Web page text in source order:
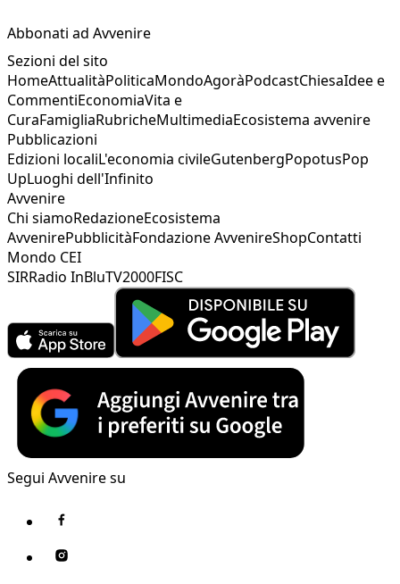
Abbonati ad Avvenire
Sezioni del sito
HomeAttualitàPoliticaMondoAgoràPodcastChiesaIdee e
CommentiEconomiaVita e
CuraFamigliaRubricheMultimediaEcosistema avvenire
Pubblicazioni
Edizioni localiL'economia civileGutenbergPopotusPop
UpLuoghi dell'Infinito
Avvenire
Chi siamoRedazioneEcosistema
AvvenirePubblicitàFondazione AvvenireShopContatti
Mondo CEI
SIRRadio InBluTV2000FISC
Segui Avvenire su